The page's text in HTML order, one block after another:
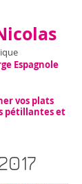
Espagnole
vos plats
pétillantes et